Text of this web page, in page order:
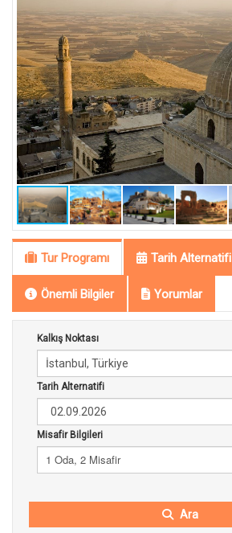
Tur Programı Tarih Alternatifi
Önemli Bilgiler Yorumlar
Kalkış Noktası
Tarih Alternatifi
Misafir Bilgileri
1 Oda, 2 Misafir
Ara